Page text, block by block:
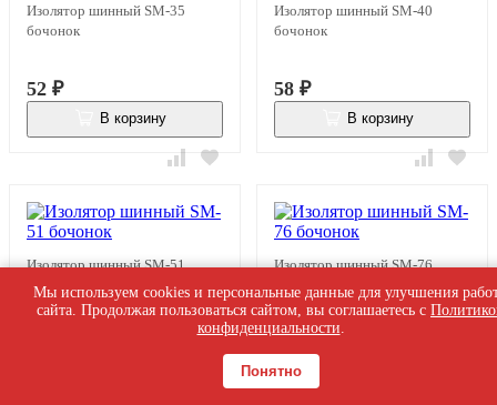
Изолятор шинный SM-35
бочонок
52 ₽
В корзину
Изолятор шинный SM-40
бочонок
58 ₽
В корзину
Изолятор шинный SM-51
бочонок
Изолятор шинный SM-76
150₽
В наличии
Мы используем cookies и персональные данные для улучшения
сайта. Продолжая пользоваться сайтом, вы соглашаетесь с
конфиденциальности.
Понятно